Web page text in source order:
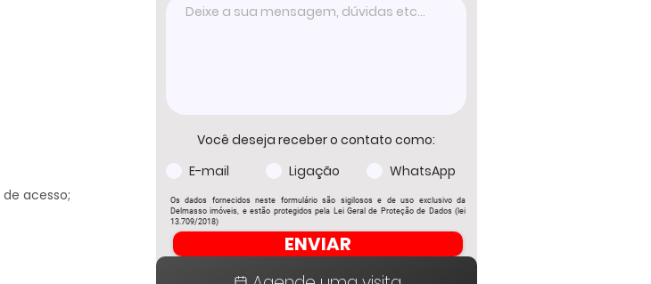
acesso;
Você deseja receber o contato como:
E-mail
Ligação WhatsApp
Os dados fornecidos neste formulário são sigilosos e de uso exclusivo da
Delmasso imóveis, e estão protegidos pela Lei Geral de Proteção de Dados (lei
13.709/2018)
ENVIAR